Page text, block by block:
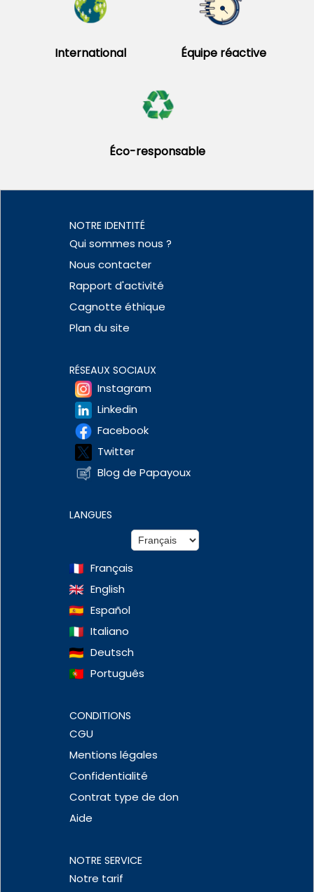
International Équipe réactive
Éco-responsable
NOTRE IDENTITÉ
Qui sommes nous ?
Nous contacter
Rapport d'activité
Cagnotte éthique
Plan du site
RÉSEAUX SOCIAUX
Instagram
Linkedin
Facebook
Twitter
Blog de Papayoux
LANGUES
Français
English
Español
Italiano
Deutsch
Português
CONDITIONS
CGU
Mentions légales
Confidentialité
Contrat type de don
Aide
NOTRE SERVICE
Notre tarif